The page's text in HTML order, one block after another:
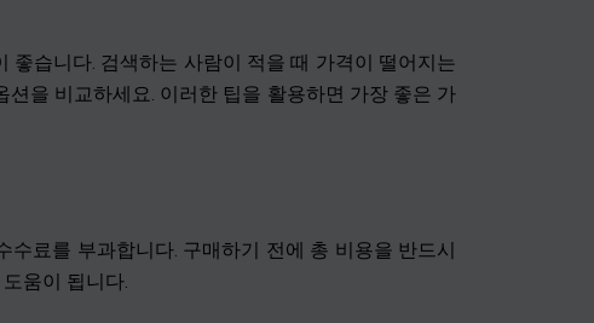
습니다. 검색하는 사람이 적을 때 가격이 떨어지는
을 비교하세요. 이러한 팁을 활용하면 가장 좋은 가
료를 부과합니다. 구매하기 전에 총 비용을 반드시
움이 됩니다.